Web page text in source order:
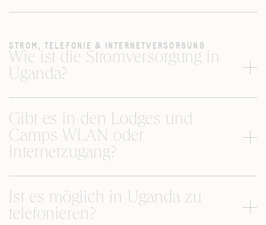
STROM, TELEFONIE & INTERNETVERSORGUNG
Wie ist die Stromversorgung in
Uganda?
Gibt es in den Lodges und
Camps WLAN oder
Internetzugang?
Ist es möglich in Uganda zu
telefonieren?